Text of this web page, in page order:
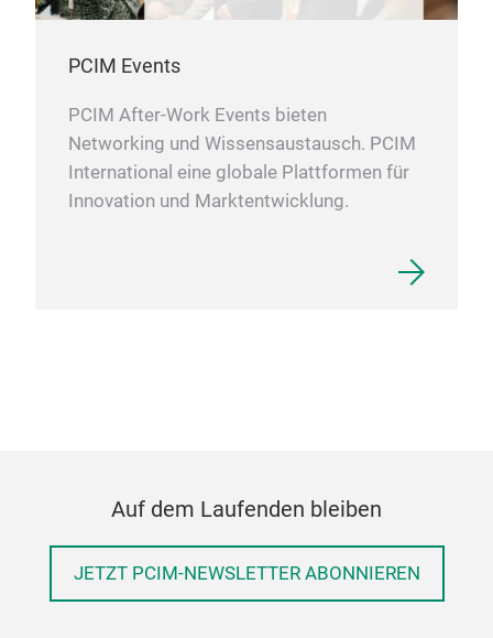
PCIM Events
PCIM After-Work Events bieten
Networking und Wissensaustausch. PCIM
International eine globale Plattformen für
Innovation und Marktentwicklung.
Auf dem Laufenden bleiben
JETZT PCIM-NEWSLETTER ABONNIEREN